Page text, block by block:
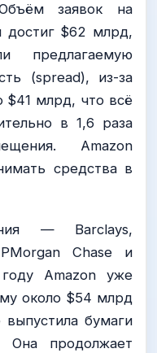
заявок на
достиг $62 млрд,
предлагаемую
(spread), из-за
$41 млрд, что всё
в 1,6 раза
Amazon
средства в
— Barclays,
Chase и
Amazon уже
около $54 млрд
бумаги
продолжает